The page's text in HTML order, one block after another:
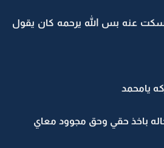
عنه بس الله يرحمه كان يقول
يامحمد
باخذ حقي وحق مجوود معاي